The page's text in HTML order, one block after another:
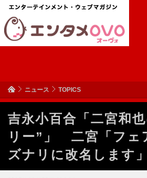
ニュース TOPICS
吉永小百合「二宮和
リー”」 二宮「フェ
ズナリに改名します」